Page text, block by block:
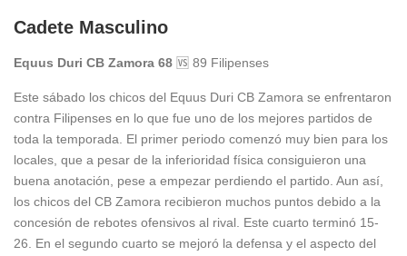
Cadete Masculino
Equus Duri CB Zamora 68 🆚 89 Filipenses
Este sábado los chicos del Equus Duri CB Zamora se enfrentaron
contra Filipenses en lo que fue uno de los mejores partidos de
toda la temporada. El primer periodo comenzó muy bien para los
locales, que a pesar de la inferioridad física consiguieron una
buena anotación, pese a empezar perdiendo el partido. Aun así,
los chicos del CB Zamora recibieron muchos puntos debido a la
concesión de rebotes ofensivos al rival. Este cuarto terminó 15-
26. En el segundo cuarto se mejoró la defensa y el aspecto del